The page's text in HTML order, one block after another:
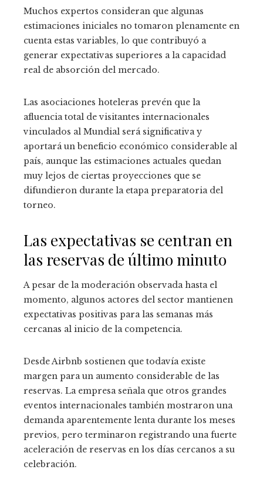
Muchos expertos consideran que algunas
estimaciones iniciales no tomaron plenamente en
cuenta estas variables, lo que contribuyó a
generar expectativas superiores a la capacidad
real de absorción del mercado.
Las asociaciones hoteleras prevén que la
afluencia total de visitantes internacionales
vinculados al Mundial será significativa y
aportará un beneficio económico considerable al
país, aunque las estimaciones actuales quedan
muy lejos de ciertas proyecciones que se
difundieron durante la etapa preparatoria del
torneo.
Las expectativas se centran en
las reservas de último minuto
A pesar de la moderación observada hasta el
momento, algunos actores del sector mantienen
expectativas positivas para las semanas más
cercanas al inicio de la competencia.
Desde Airbnb sostienen que todavía existe
margen para un aumento considerable de las
reservas. La empresa señala que otros grandes
eventos internacionales también mostraron una
demanda aparentemente lenta durante los meses
previos, pero terminaron registrando una fuerte
aceleración de reservas en los días cercanos a su
celebración.